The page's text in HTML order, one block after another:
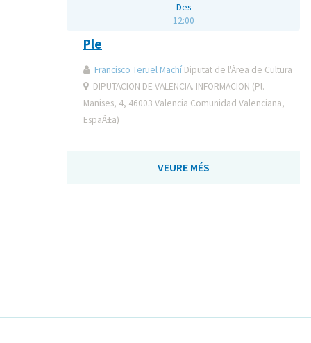
Des
12:00
Ple
Francisco Teruel Machí Diputat de l'Àrea de Cultura
DIPUTACION DE VALENCIA. INFORMACION (Pl.
Manises, 4, 46003 Valencia Comunidad Valenciana,
EspaÃ±a)
VEURE MÉS